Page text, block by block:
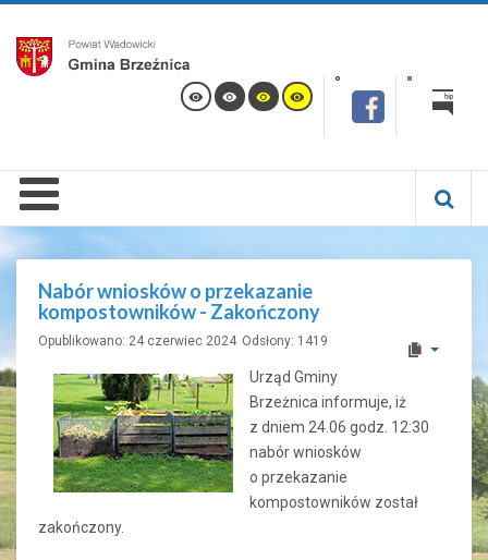
Nabór wniosków o przekazanie
kompostowników - Zakończony
Opublikowano: 24 czerwiec 2024 Odsłony: 1419
Urząd Gminy
Brzeżnica informuje, iż
z dniem 24.06 godz. 12:30
nabór wniosków
o przekazanie
kompostowników został
zakończony.